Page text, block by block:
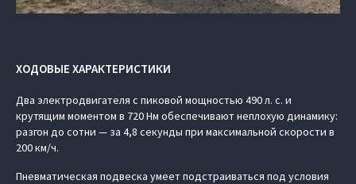
ХОДОВЫЕ ХАРАКТЕРИСТИКИ
Два электродвигателя с пиковой мощностью 490 л. с. и
крутящим моментом в 720 Нм обеспечивают неплохую динамику:
разгон до сотни — за 4,8 секунды при максимальной скорости в
200 км/ч.
Пневматическая подвеска умеет подстраиваться под условия